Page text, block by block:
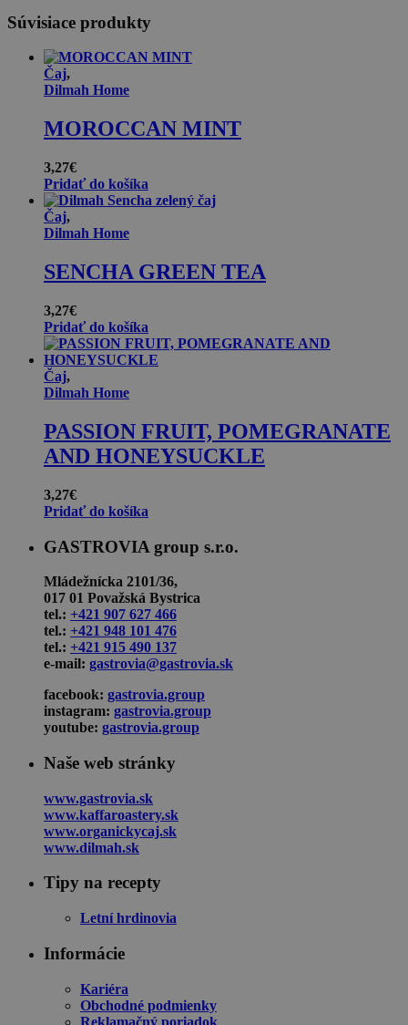
Súvisiace produkty
Čaj,
Dilmah Home
MOROCCAN MINT
3,27€
Pridať do košíka
Čaj,
Dilmah Home
SENCHA GREEN TEA
3,27€
Pridať do košíka
Čaj,
Dilmah Home
PASSION FRUIT, POMEGRANATE
AND HONEYSUCKLE
3,27€
Pridať do košíka
GASTROVIA group s.r.o.
Mládežnícka 2101/36,
017 01 Považská Bystrica
tel.: +421 907 627 466
tel.: +421 948 101 476
tel.: +421 915 490 137
e-mail: gastrovia@gastrovia.sk
facebook: gastrovia.group
instagram: gastrovia.group
youtube: gastrovia.group
Naše web stránky
www.gastrovia.sk
www.kaffaroastery.sk
www.organickycaj.sk
www.dilmah.sk
Tipy na recepty
Letní hrdinovia
Informácie
Kariéra
Obchodné podmienky
Reklamačný poriadok